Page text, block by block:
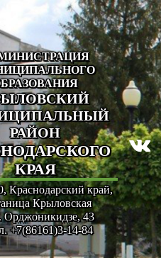
РАЙОН
КРАЯ
Краснодарский край,
Крыловская
Орджоникидзе, 43
+7(86161)3-14-84